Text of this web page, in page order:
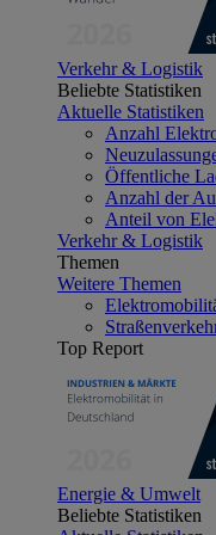
Verkehr & Logistik
Beliebte Statistiken
Aktuelle Statistiken
Anzahl
Öffentliche
Anzahl der
Anteil von
Verkehr & Logistik
Themen
Weitere Themen
Top Report
Energie & Umwelt
Beliebte Statistiken